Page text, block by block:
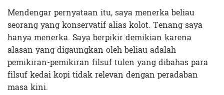
Mendengar pernyataan itu, saya menerka beliau
seorang yang konservatif alias kolot. Tenang saya
hanya menerka. Saya berpikir demikian karena
alasan yang digaungkan oleh beliau adalah
pemikiran-pemikiran filsuf tulen yang dibahas para
filsuf kedai kopi tidak relevan dengan peradaban
masa kini.